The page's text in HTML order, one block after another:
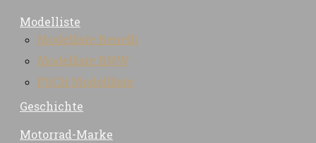
Modelliste
Modelliste Benelli
Modelliste BMW
PUCH Modellliste
Geschichte
Motorrad-Marke